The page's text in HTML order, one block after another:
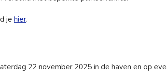
je hier.
22 november 2025 in de haven en op